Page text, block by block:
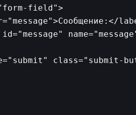
field">
class="submit-